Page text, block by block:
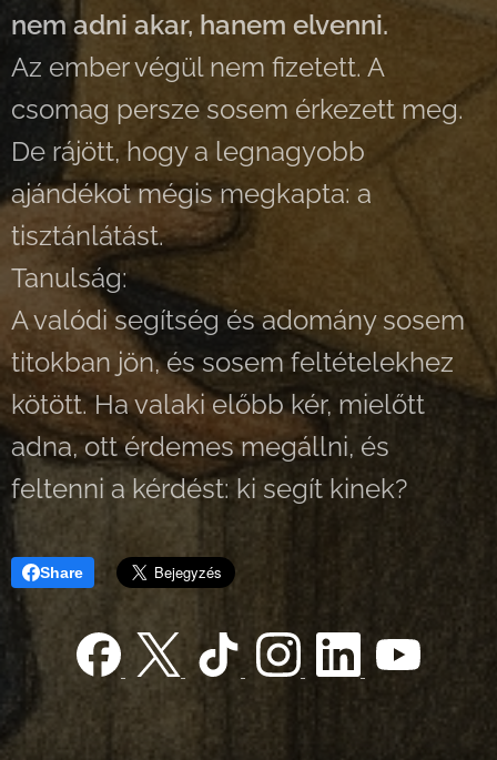
nem adni akar, hanem elvenni.
Az ember végül nem fizetett. A
csomag persze sosem érkezett meg.
De rájött, hogy a legnagyobb
ajándékot mégis megkapta: a
tisztánlátást.
Tanulság:
A valódi segítség és adomány sosem
titokban jön, és sosem feltételekhez
kötött. Ha valaki előbb kér, mielőtt
adna, ott érdemes megállni, és
feltenni a kérdést: ki segít kinek?
Share